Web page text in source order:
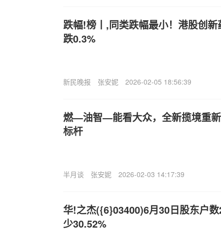
跌幅!榜丨,同类跌幅最小！港股创
跌0.3%
新民晚报 张安妮 2026-02-05 18:56:39
燃—油智—能看大众，全新揽境重
标杆
半月谈 张安妮 2026-02-03 14:17:39
华!之杰({6}03400)6月30日股东户
少30.52%